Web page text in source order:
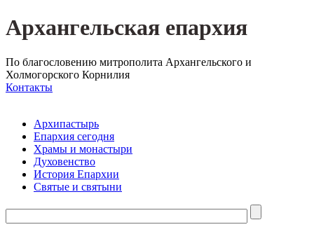
Архангельская епархия
По благословению митрополита Архангельского и
Холмогорского Корнилия
Контакты
Архипастырь
Епархия сегодня
Храмы и монастыри
Духовенство
История Епархии
Святые и святыни